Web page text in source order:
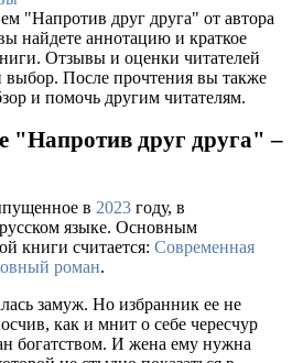
"Напротив друг друга" от автора
найдете аннотацию и краткое
Отзывы и оценки читателей
выбор. После прочтения вы также
и помочь другим читателям.
"Напротив друг друга" –
в 2023 году, в
языке. Основным
книги считается: Современная
роман.
замуж. Но избранник ее не
как и мнит о себе чересчур
богатством. И жена ему нужна